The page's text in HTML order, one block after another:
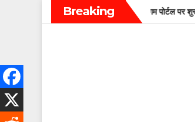
Breaking
रोजगार संगम पोर्टल पर शुरू हुआ